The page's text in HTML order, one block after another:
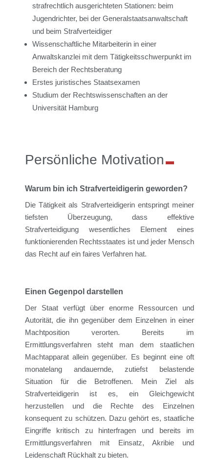
strafrechtlich ausgerichteten Stationen: beim
Jugendrichter, bei der Generalstaatsanwaltschaft
und beim Strafverteidiger
Wissenschaftliche Mitarbeiterin in einer
Anwaltskanzlei mit dem Tätigkeitsschwerpunkt im
Bereich der Rechtsberatung
Erstes juristisches Staatsexamen
Studium der Rechtswissenschaften an der
Universität Hamburg
Persönliche Motivation
Warum bin ich Strafverteidigerin geworden?
Die Tätigkeit als Strafverteidigerinentspringt meiner
tiefsten Überzeugung, dasseffektive
Strafverteidigung wesentliches Element eines
funktionierenden Rechtsstaates ist und jeder Mensch
das Recht auf ein faires Verfahren hat.
Einen Gegenpol darstellen
Der Staat verfügt über enorme Ressourcen und
Autorität, die ihn gegenüber dem Einzelnen in einer
Machtposition verorten. Bereits im
Ermittlungsverfahren steht man demstaatlichen
Machtapparat allein gegenüber. Es beginnt eine oft
monatelang andauernde, zutiefst belastende
Situation für die Betroffenen.
Mein Ziel als
Strafverteidigerinist es,
ein Gleichgewicht
herzustellen
und die Rechte des Einzelnen
konsequent zu schützen. Dazu gehört es, staatliche
Eingriffe kritisch zu hinterfragen
und bereits im
Ermittlungsverfahrenmit Einsatz, Akribie
und
Leidenschaft Rückhalt zu bieten.